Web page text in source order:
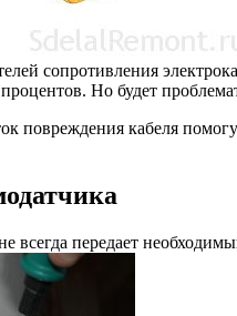
сопротивления
Но будет
повреждения кабеля
всегда передает